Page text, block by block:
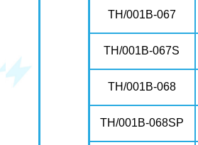
TH/001B-067
TH/001B-067S
TH/001B-068
TH/001B-068SP